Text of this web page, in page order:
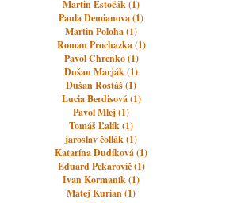
Martin Estočák (1)
Paula Demianova (1)
Martin Poloha (1)
Roman Prochazka (1)
Pavol Chrenko (1)
Dušan Marják (1)
Dušan Rostáš (1)
Lucia Berdisová (1)
Pavol Mlej (1)
Tomáš Ľalík (1)
jaroslav čollák (1)
Katarína Dudíková (1)
Eduard Pekarovič (1)
Ivan Kormaník (1)
Matej Kurian (1)